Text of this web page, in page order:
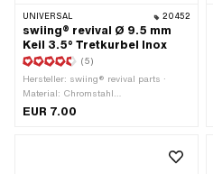
UNIVERSAL 20452
swiing® revival Ø 9.5 mm
Keil 3.5° Tretkurbel Inox
(5)
Hersteller: swiing® revival parts ·
Material: Chromstahl
(umgangssprachlich bekannt als
EUR 7.00